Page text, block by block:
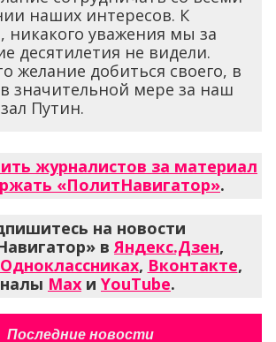
наших интересов. К
никакого уважения мы за
десятилетия не видели.
желание добиться своего, в
значительной мере за наш
Путин.
журналистов за материал
«ПолитНавигатор».
на новости
вЯндекс.Дзен,
Одноклассниках, Вконтакте,
Max и YouTube.
Последние новости